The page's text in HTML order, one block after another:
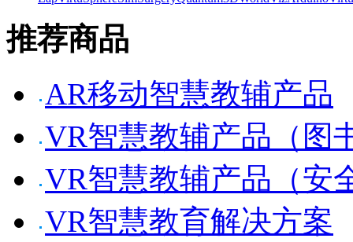
推荐商品
AR移动智慧教辅产品
VR智慧教辅产品（图
VR智慧教辅产品（安
VR智慧教育解决方案